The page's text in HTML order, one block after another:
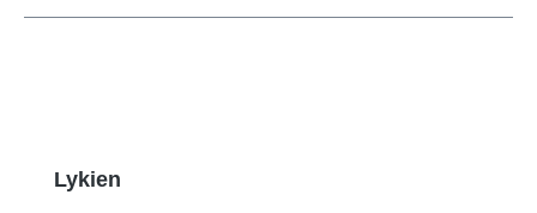
Produktgalerie überspringen
Lykien